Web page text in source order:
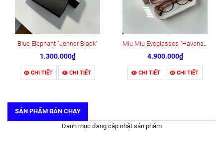
Blue Elephant "Jenner Black"
1.300.000₫
CHI TIẾT CHI TIẾT
Miu Miu Eyeglasses "Havana Brown" (0MU04ZSVAU08N)
4.900.000₫
CHI TIẾT CHI TIẾT
SẢN PHẨM BÁN CHẠY
Danh mục đang cập nhật sản phẩm